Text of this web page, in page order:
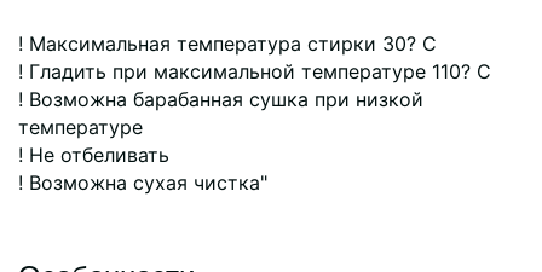
! Максимальная температура стирки 30? C
! Гладить при максимальной температуре 110? C
! Возможна барабанная сушка при низкой
температуре
! Не отбеливать
! Возможна сухая чистка"